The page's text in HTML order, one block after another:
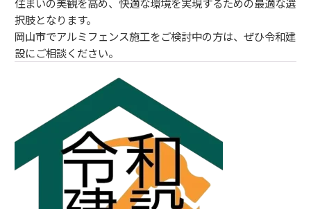
択肢となります。
岡山市でアルミフェンス施工をご検討中の方は、ぜひ令和建
設にご相談ください。